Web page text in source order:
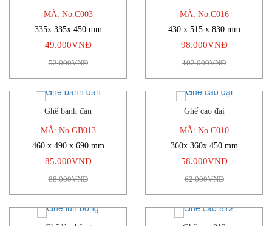
MÃ: No.C003
335x 335x 450 mm
49.000VNĐ
52.000VNĐ
MÃ: No.C016
430 x 515 x 830 mm
98.000VNĐ
102.000VNĐ
Ghế bành đan
MÃ: No.GB013
460 x 490 x 690 mm
85.000VNĐ
88.000VNĐ
Ghế cao đại
MÃ: No.C010
360x 360x 450 mm
58.000VNĐ
62.000VNĐ